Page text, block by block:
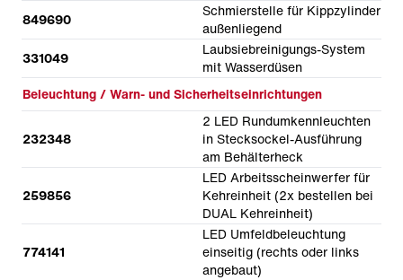
849690
Schmierstelle für Kippzylinder
außenliegend
331049
Laubsiebreinigungs-System
mit Wasserdüsen
Beleuchtung / Warn- und Sicherheitseinrichtungen
232348
2 LED Rundumkennleuchten
in Stecksockel-Ausführung
am Behälterheck
259856
LED Arbeitsscheinwerfer für
Kehreinheit (2x bestellen bei
DUAL Kehreinheit)
774141
LED Umfeldbeleuchtung
einseitig (rechts oder links
angebaut)